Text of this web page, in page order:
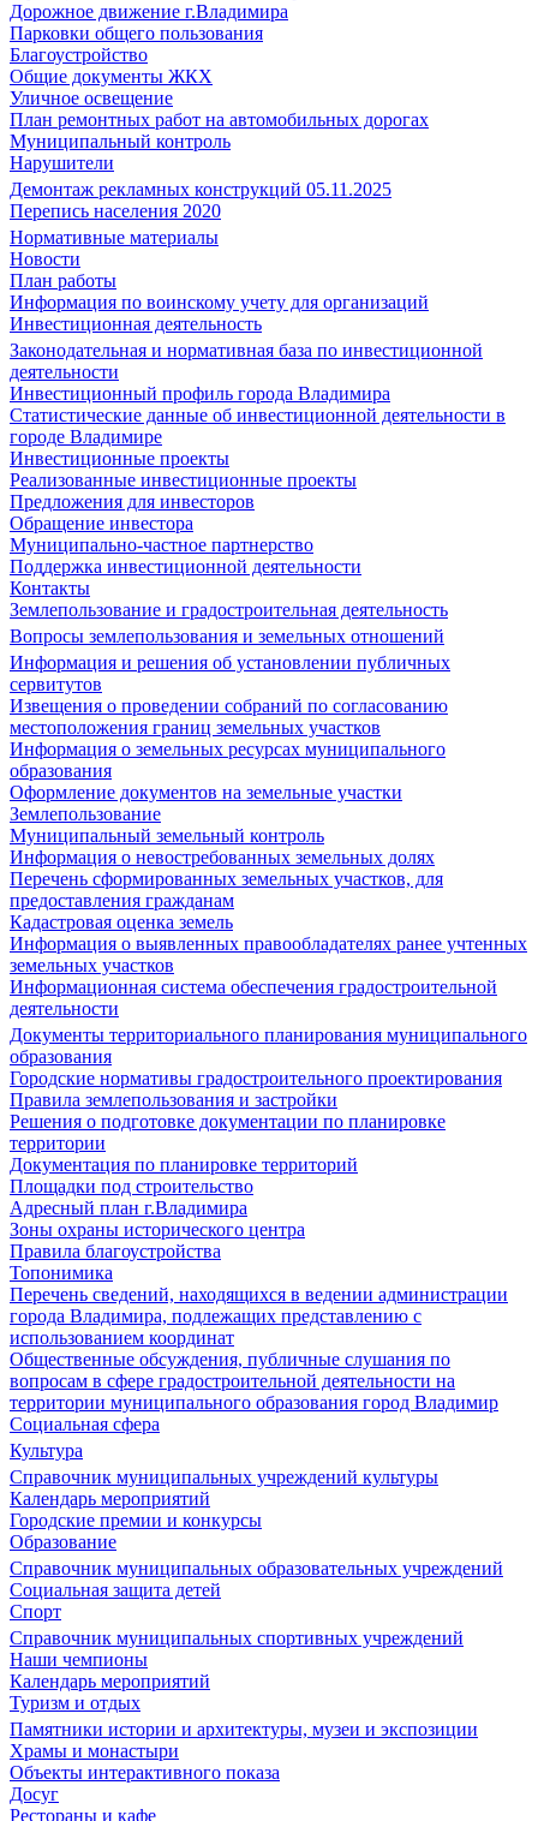
Дорожное движение г.Владимира
Парковки общего пользования
Благоустройство
Общие документы ЖКХ
Уличное освещение
План ремонтных работ на автомобильных дорогах
Муниципальный контроль
Нарушители
Демонтаж рекламных конструкций 05.11.2025
Перепись населения 2020
Нормативные материалы
Новости
План работы
Информация по воинскому учету для организаций
Инвестиционная деятельность
Законодательная и нормативная база по инвестиционной
деятельности
Инвестиционный профиль города Владимира
Статистические данные об инвестиционной деятельности в
городе Владимире
Инвестиционные проекты
Реализованные инвестиционные проекты
Предложения для инвесторов
Обращение инвестора
Муниципально-частное партнерство
Поддержка инвестиционной деятельности
Контакты
Землепользование и градостроительная деятельность
Вопросы землепользования и земельных отношений
Информация и решения об установлении публичных
сервитутов
Извещения о проведении собраний по согласованию
местоположения границ земельных участков
Информация о земельных ресурсах муниципального
образования
Оформление документов на земельные участки
Землепользование
Муниципальный земельный контроль
Информация о невостребованных земельных долях
Перечень сформированных земельных участков, для
предоставления гражданам
Кадастровая оценка земель
Информация о выявленных правообладателях ранее учтенных
земельных участков
Информационная система обеспечения градостроительной
деятельности
Документы территориального планирования муниципального
образования
Городские нормативы градостроительного проектирования
Правила землепользования и застройки
Решения о подготовке документации по планировке
территории
Документация по планировке территорий
Площадки под строительство
Адресный план г.Владимира
Зоны охраны исторического центра
Правила благоустройства
Топонимика
Перечень сведений, находящихся в ведении администрации
города Владимира, подлежащих представлению с
использованием координат
Общественные обсуждения, публичные слушания по
вопросам в сфере градостроительной деятельности на
территории муниципального образования город Владимир
Социальная сфера
Культура
Справочник муниципальных учреждений культуры
Календарь мероприятий
Городские премии и конкурсы
Образование
Справочник муниципальных образовательных учреждений
Социальная защита детей
Спорт
Справочник муниципальных спортивных учреждений
Наши чемпионы
Календарь мероприятий
Туризм и отдых
Памятники истории и архитектуры, музеи и экспозиции
Храмы и монастыри
Объекты интерактивного показа
Досуг
Рестораны и кафе